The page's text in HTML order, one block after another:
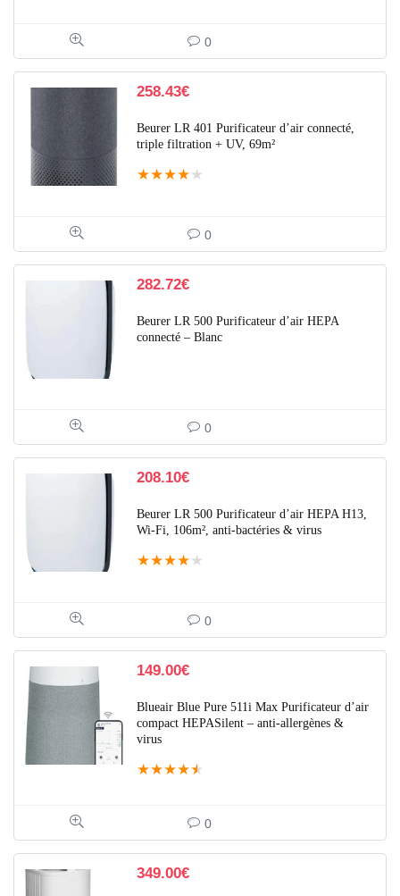
0
258.43€
Beurer LR 401 Purificateur d’air connecté,
triple filtration + UV, 69m²
★★★★ ★
0
282.72€
Beurer LR 500 Purificateur d’air HEPA
connecté – Blanc
0
208.10€
Beurer LR 500 Purificateur d’air HEPA H13,
Wi-Fi, 106m², anti-bactéries & virus
★★★★ ★
0
149.00€
Blueair Blue Pure 511i Max Purificateur d’air
compact HEPASilent – anti-allergènes &
virus
★★★★★
0
349.00€